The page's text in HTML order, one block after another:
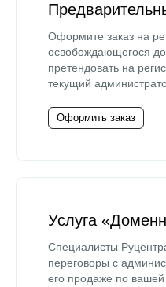
Оформите заказ на
освобождающегося
претендовать на
текущий
Оформить заказ
Услуга
Специалисты
переговоры с
его продаже по